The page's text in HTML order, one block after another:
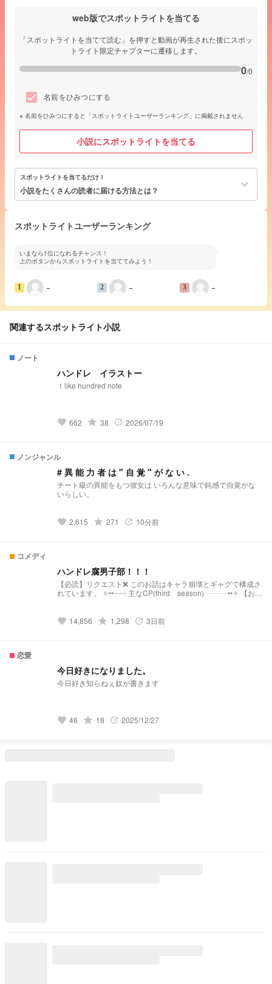
web版でスポットライトを当てる
「スポットライトを当てて読む」を押すと動画が再生された後にスポッ
トライト限定チャプターに遷移します。
0/0
名前をひみつにする
名前をひみつにすると「スポットライトユーザーランキング」に掲載されません
小説にスポットライトを当てる
スポットライトを当てるだけ！
小説をたくさんの読者に届ける方法とは？ keyboard_arrow_down
スポットライトユーザーランキング
いまなら1位になれるチャンス！
上のボタンからスポットライトを当ててみよう！
1 − 2 − 3 −
関連するスポットライト小説
ノート
ハンドレ イラストー
Ｉlike hundred note
favorite 662 grade 38 update 2026/07/19
ノンジャンル
# 異 能 力 者 は " 自 覚 " が な い .
チート級の異能をもつ彼女は いろんな意味で鈍感で自覚がな
いらしい。
favorite 2,615 grade 271 update 10分前
コメディ
ハンドレ腐男子部！！！
【必読】リクエスト❌ このお話はキャラ崩壊とギャグで構成さ
れています。 ✧••┈┈┈ 主なCP(third season) ┈┈┈••✧ 【お付
➴♡彩舞 ➴♡カイ百 ➴♡千恵 特に塔翠さんがとっても可哀そ
→https://novel.prcm.jp/novel/UwEtiqcm8n24M0pfhdln ꪑR版
→https://novel.prcm.jp/novel/xaGeib208KfCiVvtWIcg ꪑ通常版
→ https://novel.prcm.jp/novel/5kfhB7gCFYbXIhGW7Byj ꪑダン
https://novel.prcm.jp/novel/1rXSjRVxGKPNuWy9yHER ꪑフォ
favorite 14,856 grade 1,298 update 3日前
恋愛
今日好きになりました。
今日好き知らねぇ奴が書きます
favorite 46 grade 18 update 2025/12/27